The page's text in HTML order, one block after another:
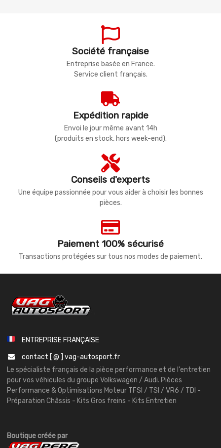
Société française
Entreprise basée en France.
Service client français.
Expédition rapide
Envoi le jour même avant 14h
(produits en stock, hors week-end).
Conseils d'experts
Une équipe passionnée pour vous aider à choisir les bonnes
pièces.
Paiement 100% sécurisé
Transactions protégées sur tous nos modes de paiement.
ENTREPRISE FRANÇAISE
contact [ @ ] vag-autosport.fr
Le spécialiste français de la pièce performance et de l'entretien
pour vos véhicules du groupe Volkswagen / Audi. Pièces
Performance & Optimisations Moteur TFSI / TSI / VR6 / TDI -
Préparation Châssis - Kits Gros freins - Kits Entretien
Boutique créée par